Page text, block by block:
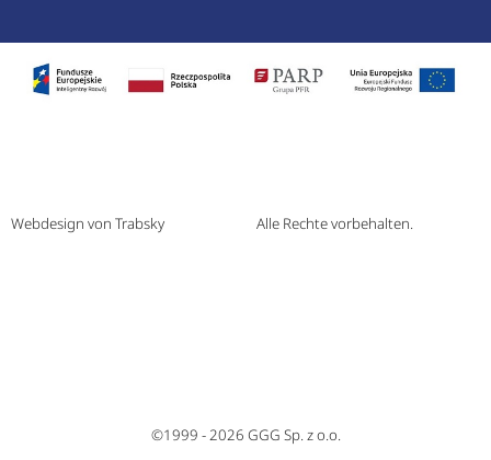
©1999 - 2026 GGG Sp. z o.o.
Webdesign von Trabsky Alle Rechte vorbehalten.